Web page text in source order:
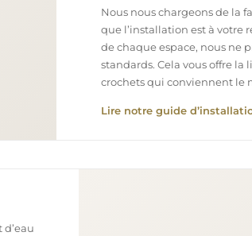
Nous nous chargeons de la
que l’installation est à votre
de chaque espace, nous ne
standards. Cela vous offre
crochets qui conviennent le
Lire notre guide